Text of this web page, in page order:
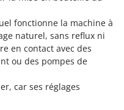
fonctionne la machine à
naturel, sans reflux ni
en contact avec des
ou des pompes de
car ses réglages